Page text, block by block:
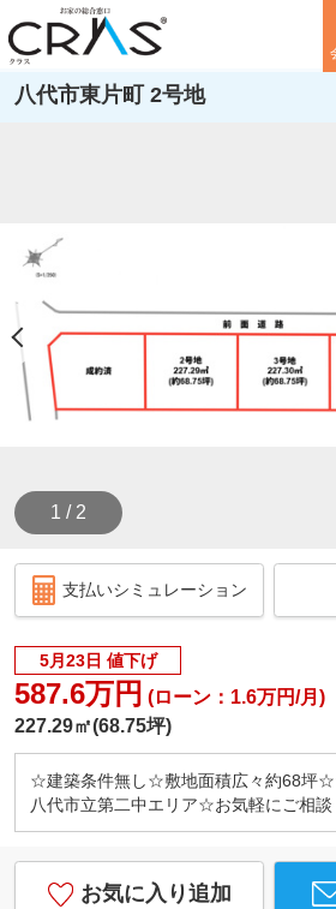
八代市東片町 2号地
1 / 2
支払いシミュレーション
5月23日 値下げ
587.6万円 (ローン：1.6万円/月)
227.29㎡(68.75坪)
☆建築条件無し☆敷地面積広々約68坪
八代市立第二中エリア☆お気軽にご相談
お気に入り追加